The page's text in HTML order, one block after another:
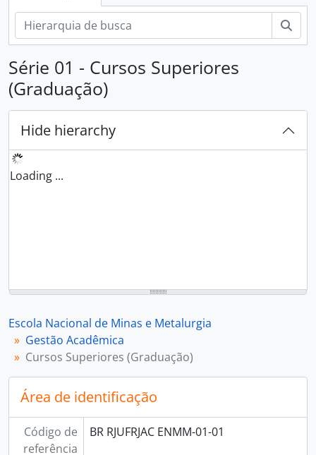
Série 01 - Cursos Superiores
(Graduação)
Hide hierarchy
Loading ...
Escola Nacional de Minas e Metalurgia
Gestão Acadêmica
Cursos Superiores (Graduação)
Área de identificação
Código de
referência
BR RJUFRJAC ENMM-01-01